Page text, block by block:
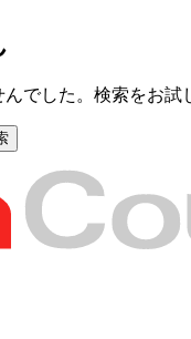
でした。検索をお試